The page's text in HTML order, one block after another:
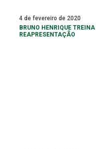
4 de fevereiro de 2020
BRUNO HENRIQUE
REAPRESENTAÇÃO